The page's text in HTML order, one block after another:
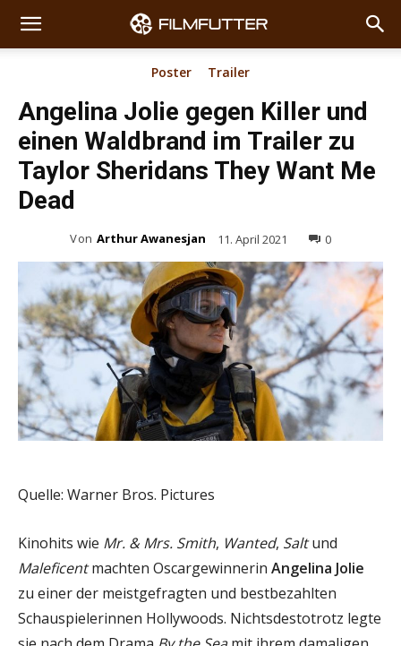
Poster Trailer
Angelina Jolie gegen Killer und
einen Waldbrand im Trailer zu
Taylor Sheridans They Want Me
Dead
Von Arthur Awanesjan 11. April 2021 0
Quelle: Warner Bros. Pictures
Kinohits wie Mr. & Mrs. Smith, Wanted, Saltund
Maleficentmachten Oscargewinnerin Angelina Jolie
zu einer der meistgefragten und bestbezahlten
Schauspielerinnen Hollywoods. Nichtsdestotrotz legte